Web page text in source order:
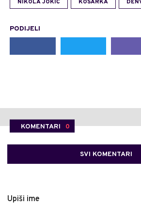
NIKOLA JOKIĆ KOŠARKA
PODIJELI
KOMENTARI 0
SVI KOMENTARI
Upiši ime